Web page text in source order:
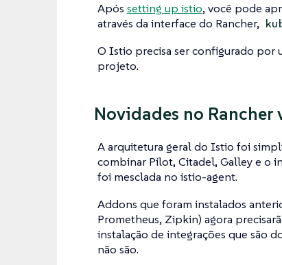
Após setting up istio, você pode
através da interface do Rancher,
O Istio precisa ser configurado por
projeto.
Novidades no Rancher
A arquitetura geral do Istio foi
combinar Pilot, Citadel, Galley e o
foi mesclada no istio-agent.
Addons que foram instalados
Prometheus, Zipkin) agora
instalação de integrações que são
não são.